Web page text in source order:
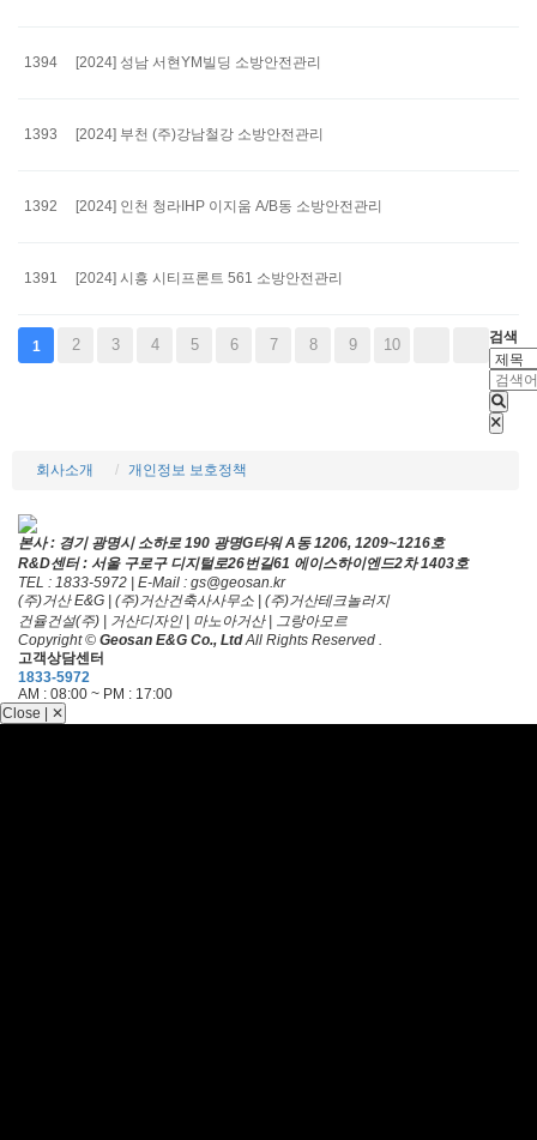
1394 [2024] 성남 서현YM빌딩 소방안전관리
1393 [2024] 부천 (주)강남철강 소방안전관리
1392 [2024] 인천 청라IHP 이지움 A/B동 소방안전관리
1391 [2024] 시흥 시티프론트 561 소방안전관리
1 2 3 4 5 6 7 8 9 10 검색
회사소개 개인정보 보호정책
본사 : 경기 광명시 소하로 190 광명G타워 A동 1206, 1209~1216호
R&D센터 : 서울 구로구 디지털로26번길61 에이스하이엔드2차 1403호
TEL : 1833-5972 | E-Mail : gs@geosan.kr
(주)거산 E&G | (주)거산건축사사무소 | (주)거산테크놀러지
건율건설(주) | 거산디자인 | 마노아거산 | 그랑아모르
Copyright © Geosan E&G Co., LtdAll Rights Reserved .
고객상담센터
1833-5972
AM : 08:00 ~ PM : 17:00
Close | ✕